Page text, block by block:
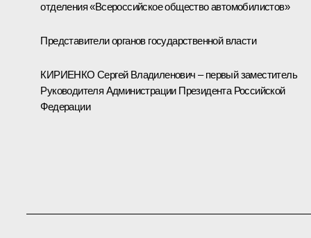
отделения «Всероссийское общество автомобилистов»
Представители органов государственной власти
КИРИЕНКО Сергей Владиленович – первый заместитель
Руководителя Администрации Президента Российской
Федерации